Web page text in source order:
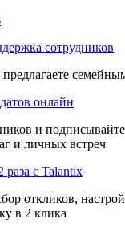
сотрудников
онлайн
и
и личных встреч
раза с Talantix
откликов,
в 2 клика